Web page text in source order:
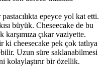
epeyce yol kat etti.
büyük. Cheseecake de bu
karşımıza çıkar vaziyette.
cheesecake pek çok tatlıya
Uzun süre saklanabilmesi
kolaylaştırır bir özellik.